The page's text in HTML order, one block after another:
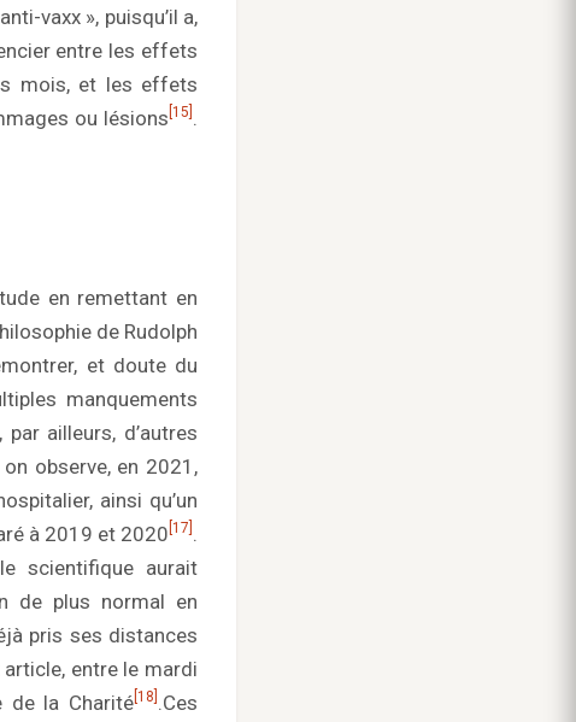
vaxx », puisqu’il a,
entre les effets
mois, et les effets
ou lésions [15] .
en remettant en
de Rudolph
et doute du
manquements
ailleurs, d’autres
observe, en 2021,
ainsi qu’un
à 2019 et 2020 [17] .
scientifique aurait
de plus normal en
pris ses distances
entre le mardi
de la Charité [18] .Ces